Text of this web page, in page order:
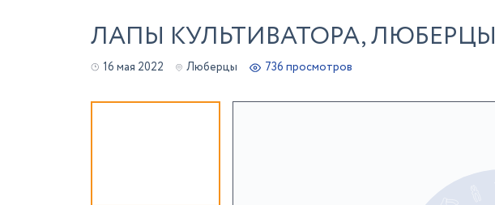
ЛАПЫ КУЛЬТИВАТОРА, ЛЮБЕРЦЫ
16 мая 2022 Люберцы 736 просмотров